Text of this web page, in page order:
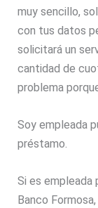
muy sencillo,
con tus datos
solicitará un
cantidad de
problema
Soy empleada
préstamo.
Si es empleada
Banco